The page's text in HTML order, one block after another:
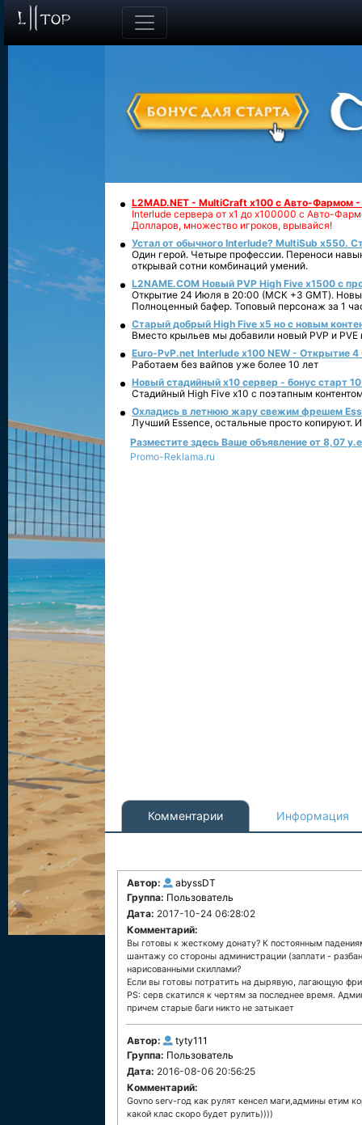
L2MAD.NET - MultiCraft x100 с Авто-Фармом
Interlude сервера от х1 до х100000 с Авто-
Долларов, множество игроков, врывайся!
Устал от обычного Interlude? MultiSub x550.
Один герой. Четыре профессии. Переноси
открывай сотни комбинаций умений.
L2NAME.COM Новый PVP High Five x1500 с
Открытие 24 Июля в 20:00 (МСК +3 GMT).
Полноценный бафер. Топовый персонаж за 1
Старый добрый High Five x5 но с новым
Вместо крыльев мы добавили новый PVP и PVE
Euro-PvP.net Interlude х100 NEW - Открытие 4
Работаем без вайпов уже более 10 лет
Новый стадийный х10 сервер - бонус старт
Стадийный High Five x10 с поэтапным
Охладись в летнюю жару свежим фрешем
Лучший Essence, остальные просто копируют.
Разместите здесь Ваше объявление от 8,07
Promo-Reklama.ru
Комментарии Информация
Автор:
abyssDT
Группа: Пользователь
Дата: 2017-10-24 06:28:02
Комментарий:
Вы готовы к жесткому донату? К постоянным
шантажу со стороны администрации (заплати -
нарисованными скиллами?
Если вы готовы потратить на дырявую, лагающую
PS: серв скатился к чертям за последнее время.
причем старые баги никто не затыкает
Автор:
tyty111
Группа: Пользователь
Дата: 2016-08-06 20:56:25
Комментарий:
Govno serv-год как рулят кенсел маги,админы етим
какой клас скоро будет рулить))))